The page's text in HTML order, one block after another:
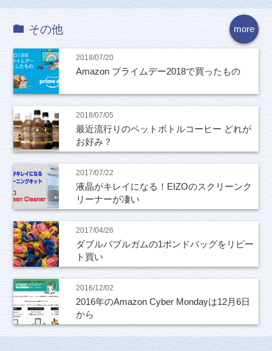
more
その他
2018/07/20
Amazon プライムデー2018で買ったもの
2018/07/05
最近流行りのペットボトルコーヒー どれが
お好み？
2017/07/22
液晶がキレイになる！EIZOのスクリーンク
リーナーが凄い
2017/04/26
ダブルバブルガムの1ポンドバッグをリピー
ト買い
2016/12/02
2016年のAmazon Cyber Mondayは12月6日
から